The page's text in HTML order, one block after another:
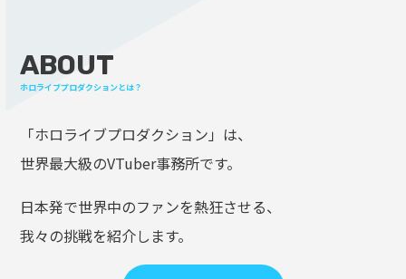
ABOUT
ホロライブプロダクションとは？
「ホロライブプロダクション」は、
世界最大級のVTuber事務所です。
日本発で世界中のファンを熱狂させる、
我々の挑戦を紹介します。